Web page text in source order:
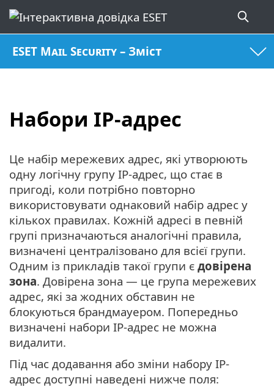
ESET Mail Security – Зміст
Набори IP-адрес
Це набір мережевих адрес, які утворюють
одну логічну групу IP-адрес, що стає в
пригоді, коли потрібно повторно
використовувати однаковий набір адрес у
кількох правилах. Кожній адресі в певній
групі призначаються аналогічні правила,
визначені централізовано для всієї групи.
Одним із прикладів такої групи є довірена
зона. Довірена зона — це група мережевих
адрес, які за жодних обставин не
блокуються брандмауером. Попередньо
визначені набори IP-адрес не можна
видалити.
Під час додавання або зміни набору IP-
адрес доступні наведені нижче поля: